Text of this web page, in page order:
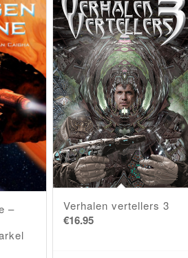
–
Verhalen vertellers 3
€16.95